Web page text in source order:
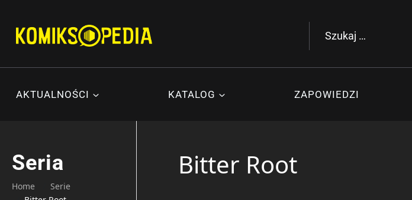
treści
Szukaj:
AKTUALNOŚCI KATALOG ZAPOWIEDZI
Seria
Home
Serie
Bitter Root